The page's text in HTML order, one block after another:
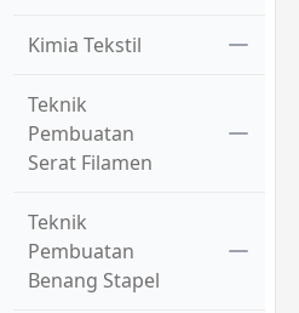
Kimia Tekstil
Teknik
Pembuatan
Serat Filamen
Teknik
Pembuatan
Benang Stapel